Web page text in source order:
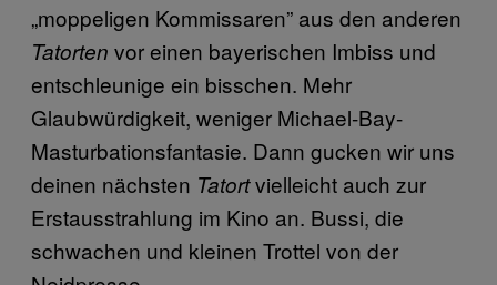
„moppeligen Kommissaren” aus den anderen
Tatorten vor einen bayerischen Imbiss und
entschleunige ein bisschen. Mehr
Glaubwürdigkeit, weniger Michael-Bay-
Masturbationsfantasie. Dann gucken wir uns
deinen nächsten Tatortvielleicht auch zur
Erstausstrahlung im Kino an. Bussi, die
schwachen und kleinen Trottel von der